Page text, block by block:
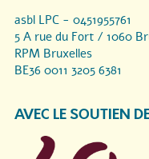
asbl LPC - 0451955761
5 A rue du Fort / 1060
RPM Bruxelles
BE36 0011 3205 6381
AVEC LE SOUTIEN